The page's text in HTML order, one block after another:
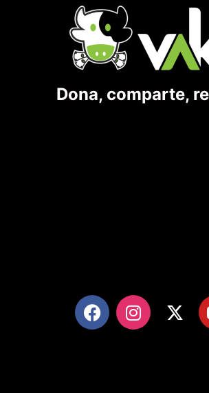
Dona, comparte,